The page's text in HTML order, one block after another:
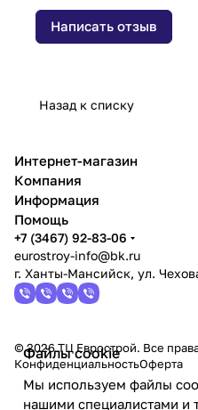
Написать отзыв
Назад к списку
Файлы cookie
Мы используем файлы
нашими специалистами и
Интернет-магазин
Компания
Информация
Помощь
+7 (3467) 92-83-06
eurostroy-info@bk.ru
г. Ханты-Мансийск, ул.
© 2026 ТЦ Еврострой. Все
КонфиденциальностьОферта